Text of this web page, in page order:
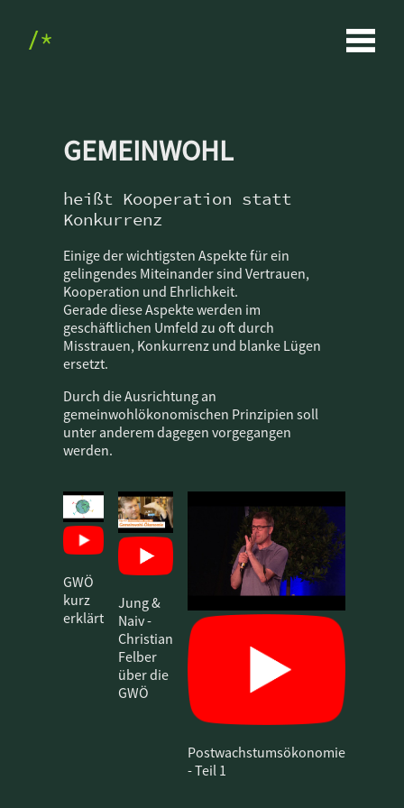
GEMEINWOHL
heißt Kooperation statt
Konkurrenz
Einige der wichtigsten Aspekte für ein
gelingendes Miteinander sind Vertrauen,
Kooperation und Ehrlichkeit.
Gerade diese Aspekte werden im
geschäftlichen Umfeld zu oft durch
Misstrauen, Konkurrenz und blanke Lügen
ersetzt.
Durch die Ausrichtung an
gemeinwohlökonomischen Prinzipien soll
unter anderem dagegen vorgegangen
werden.
GWÖ
kurz
erklärt
Jung &
Naiv -
Christian
Felber
über die
GWÖ
Postwachstumsökonomie
- Teil 1